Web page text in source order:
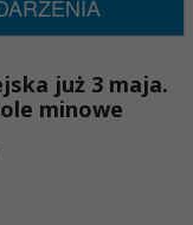
już 3 maja.
minowe